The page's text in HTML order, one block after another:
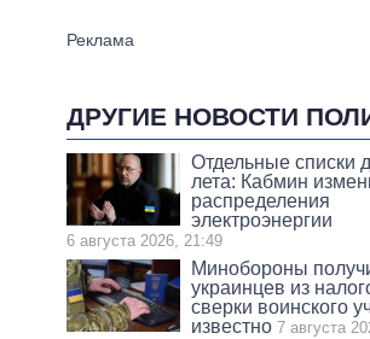
ДРУГИЕ НОВОСТИ
Отдельные списки
лета: Кабмин
распределения
электроэнергии
6 августа 2026, 21:49
Минобороны
украинцев из
сверки воинского
известно 7 августа